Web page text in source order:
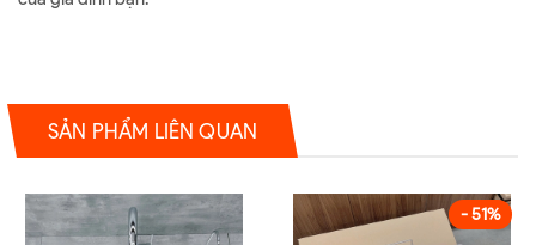
SẢN PHẨM LIÊN QUAN
- 51%